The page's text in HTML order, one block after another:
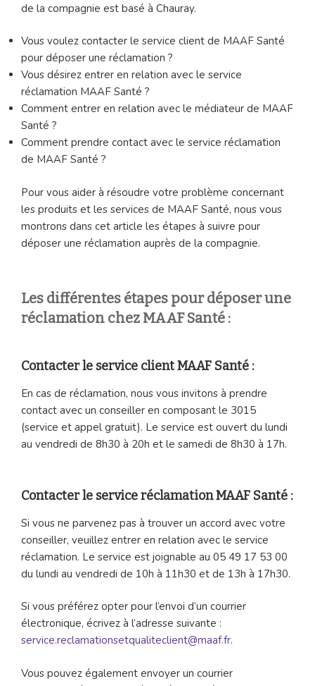
de la compagnie est basé à Chauray.
Vous voulez contacter le service client de MAAF Santé
pour déposer une réclamation ?
Vous désirez entrer en relation avec le service
réclamation MAAF Santé ?
Comment entrer en relation avec le médiateur de MAAF
Santé ?
Comment prendre contact avec le service réclamation
de MAAF Santé ?
Pour vous aider à résoudre votre problème concernant
les produits et les services de MAAF Santé, nous vous
montrons dans cet article les étapes à suivre pour
déposer une réclamation auprès de la compagnie.
Les différentes étapes pour déposer une
réclamation chez MAAF Santé :
Contacter le service client MAAF Santé :
En cas de réclamation, nous vous invitons à prendre
contact avec un conseiller en composant le 3015
(service et appel gratuit). Le service est ouvert du lundi
au vendredi de 8h30 à 20h et le samedi de 8h30 à 17h.
Contacter le service réclamation MAAF Santé :
Si vous ne parvenez pas à trouver un accord avec votre
conseiller, veuillez entrer en relation avec le service
réclamation. Le service est joignable au 05 49 17 53 00
du lundi au vendredi de 10h à 11h30 et de 13h à 17h30.
Si vous préférez opter pour l’envoi d’un courrier
électronique, écrivez à l’adresse suivante :
service.reclamationsetqualiteclient@maaf.fr.
Vous pouvez également envoyer un courrier